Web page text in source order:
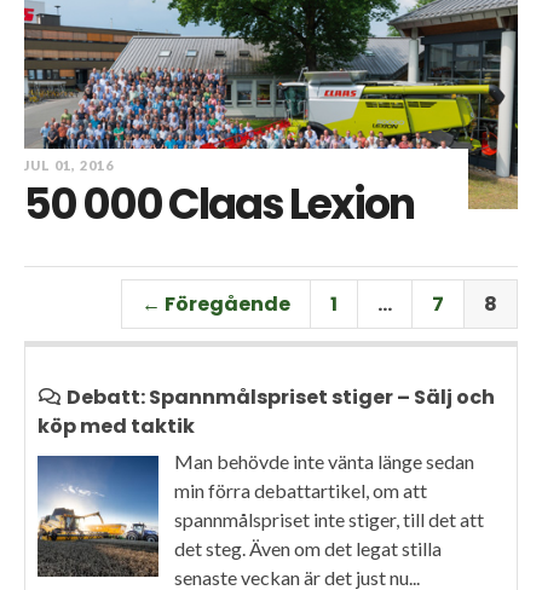
JUL 01, 2016
50 000 Claas Lexion
← Föregående 1 … 7 8
Debatt: Spannmålspriset stiger – Sälj och
köp med taktik
Man behövde inte vänta länge sedan
min förra debattartikel, om att
spannmålspriset inte stiger, till det att
det steg. Även om det legat stilla
senaste veckan är det just nu...